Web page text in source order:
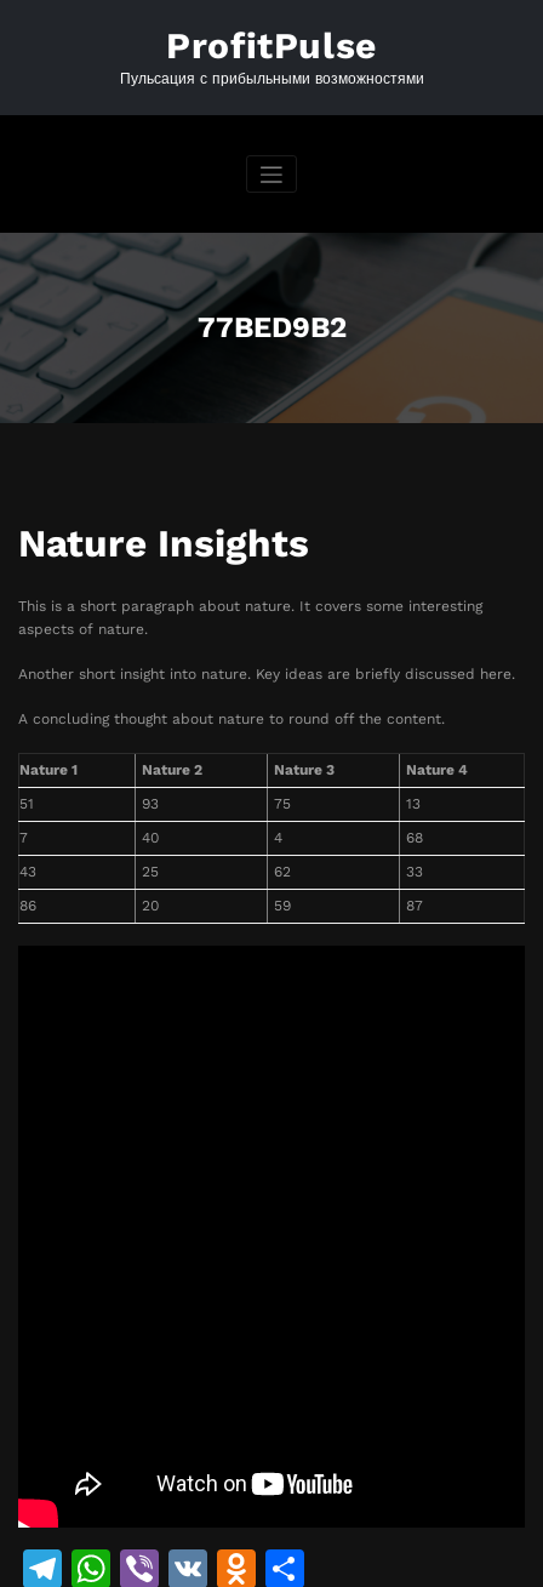
ProfitPulse
Пульсация с прибыльными возможностями
77BED9B2
Nature Insights
This is a short paragraph about nature. It covers some interesting
aspects of nature.
Another short insight into nature. Key ideas are briefly discussed here.
A concluding thought about nature to round off the content.
Nature 1 Nature 2 Nature 3
Nature 4
51
93 75
13
7
40 4
68
43
25 62
33
86
20 59 87
Telegram
WhatsApp
Viber
VK Odnoklassniki